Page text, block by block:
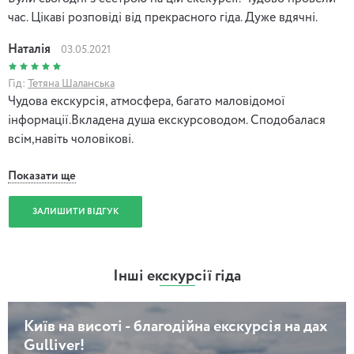
час. Цікаві розповіді від прекрасного гіда. Дуже вдячні.
Наталія 03.05.2021
Гід: Тетяна Шаланська
Чудова екскурсія, атмосфера, багато маловідомої
інформації.Вкладена душа екскурсоводом. Сподобалася
всім,навіть чоловікові.
Показати ще
ЗАЛИШИТИ ВІДГУК
Інші екскурсії гіда
Київ на висоті - благодійна екскурсія на дах
Gulliver!